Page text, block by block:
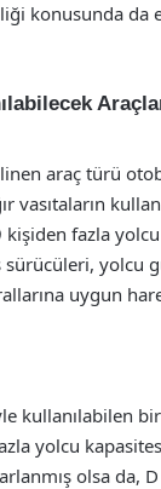
konusunda da
araç türü
vasıtaların
fazla
sürücüleri, yolcu
uygun
kullanılabilen
yolcu
olsa da, D